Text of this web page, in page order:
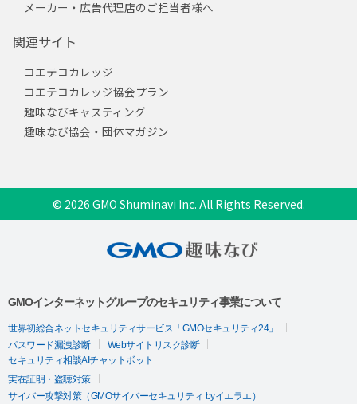
メーカー・広告代理店のご担当者様へ
関連サイト
コエテコカレッジ
コエテコカレッジ協会プラン
趣味なびキャスティング
趣味なび協会・団体マガジン
© 2026 GMO Shuminavi Inc. All Rights Reserved.